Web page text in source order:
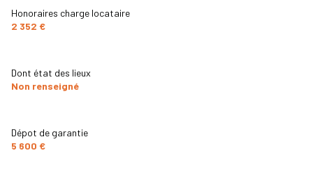
Honoraires charge locataire
2 352 €
Dont état des lieux
Non renseigné
Dépot de garantie
5 600 €